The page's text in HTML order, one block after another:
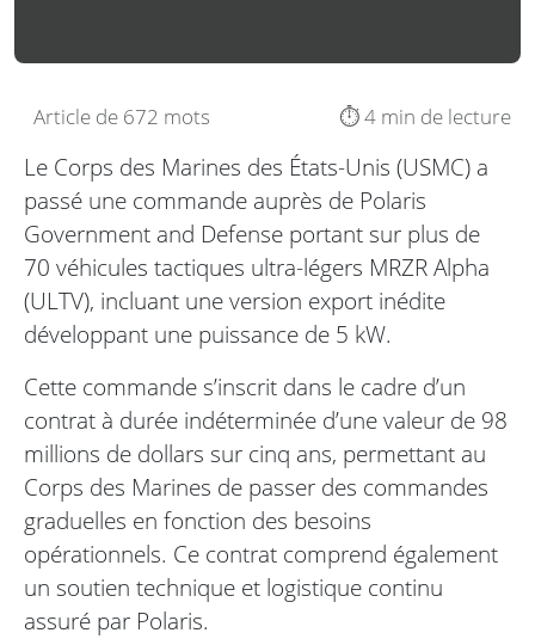
Article de 672 mots ⏱️ 4 min de lecture
Le Corps des Marines des États-Unis (USMC) a
passé une commande auprès de Polaris
Government and Defense portant sur plus de
70 véhicules tactiques ultra-légers MRZR Alpha
(ULTV), incluant une version export inédite
développant une puissance de 5 kW.
Cette commande s’inscrit dans le cadre d’un
contrat à durée indéterminée d’une valeur de 98
millions de dollars sur cinq ans, permettant au
Corps des Marines de passer des commandes
graduelles en fonction des besoins
opérationnels. Ce contrat comprend également
un soutien technique et logistique continu
assuré par Polaris.